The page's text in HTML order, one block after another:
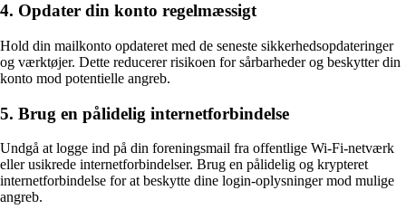
4. Opdater din konto regelmæssigt
Hold din mailkonto opdateret med de seneste sikkerhedsopdateringer
og værktøjer. Dette reducerer risikoen for sårbarheder og beskytter din
konto mod potentielle angreb.
5. Brug en pålidelig internetforbindelse
Undgå at logge ind på din foreningsmail fra offentlige Wi-Fi-netværk
eller usikrede internetforbindelser. Brug en pålidelig og krypteret
internetforbindelse for at beskytte dine login-oplysninger mod mulige
angreb.